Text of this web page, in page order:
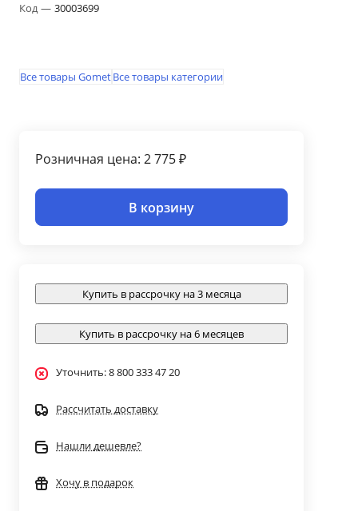
Код— 30003699
Все товары GometВсе товары категории
Розничная цена: 2 775 ₽
В корзину
Купить в рассрочку на 3 месяца
Купить в рассрочку на 6 месяцев
Уточнить: 8 800 333 47 20
Рассчитать доставку
Нашли дешевле?
Хочу в подарок